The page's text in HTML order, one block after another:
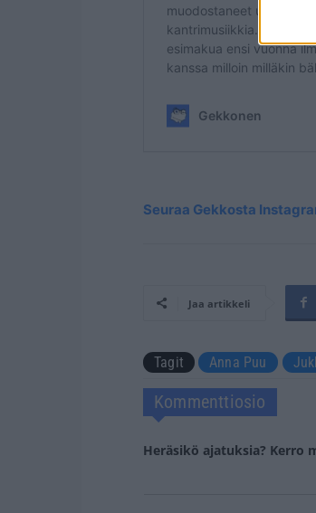
Seuraa Gekkosta
Jaa artikkeli
Tagit Anna Puu
Kommenttiosio
Heräsikö ajatuksia? Kerro